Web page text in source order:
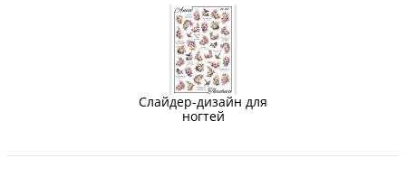
Слайдер-дизайн для
ногтей